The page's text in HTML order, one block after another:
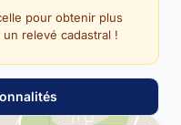
pour obtenir plus
relevé cadastral !